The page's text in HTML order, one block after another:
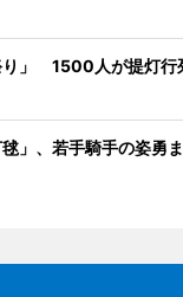
り」 1500人が提灯行
毬」、若手騎手の姿